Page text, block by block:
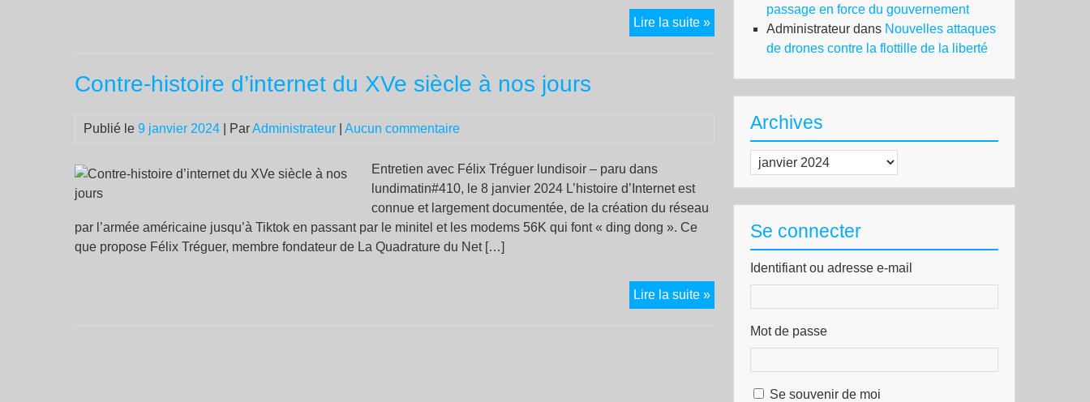
Lire la suite »Pécresse
soutient
avec
l’argent
Contre-histoire d’internet du XVe siècle à nos jours
Publié le 9 janvier 2024 | ParAdministrateur Aucun commentaire
Entretien avec Félix Tréguer lundisoir – paru dans
lundimatin#410, le 8 janvier 2024 L’histoire d’Internet est
connue et largement documentée, de la création du réseau
par l’armée américaine jusqu’à Tiktok en passant par le minitel et les modems 56K qui font « ding dong ». Ce
que propose Félix Tréguer, membre fondateur de La Quadrature du Net […]
Lire la suite »Contre-
histoire
d’internet
passage en force du gouvernement
Administrateur dans Nouvelles attaques
de drones contre la flottille de la liberté
Archives
Archives
Se connecter
Identifiant ou adresse e-mail
Mot de passe
Se souvenir de moi